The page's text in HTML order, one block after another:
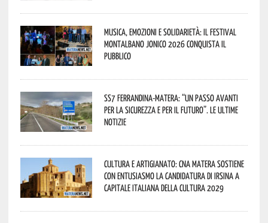
Musica, emozioni e solidarietà: il Festival
Montalbano Jonico 2026 conquista il
pubblico
SS7 Ferrandina-Matera: “Un passo avanti
per la sicurezza e per il futuro”. Le ultime
notizie
Cultura e Artigianato: CNA Matera sostiene
con entusiasmo la candidatura di Irsina a
Capitale Italiana della Cultura 2029